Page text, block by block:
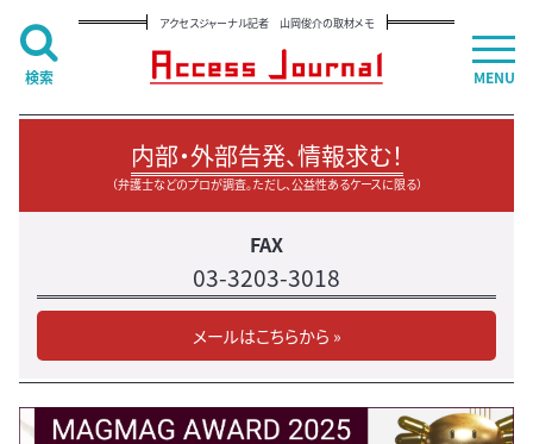
アクセスジャーナル記者 山岡俊介の取材メモ
内部・外部告発、情報求む！
（弁護士などのプロが調査。ただし、公益性あるケースに限る）
FAX
03-3203-3018
メールはこちらから »
MENU
検索